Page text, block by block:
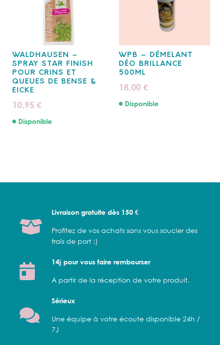
WALDHAUSEN –
SPRAY STAR FINISH
POUR CRINS ET
QUEUES DE BENSE &
EICKE
10,95 €
Disponible
WPB – DÉMELANT
DÉO BRILLANCE
500ML
18,00 €
Disponible
Livraison gratuite dès 150 €
Profitez de vos achats sans vous soucier des
frais de port :)
14j pour vous faire rembourser
A partir de la réception de votre produit.
Sérieux
Une équipe à votre écoute disponible 24h /
7J